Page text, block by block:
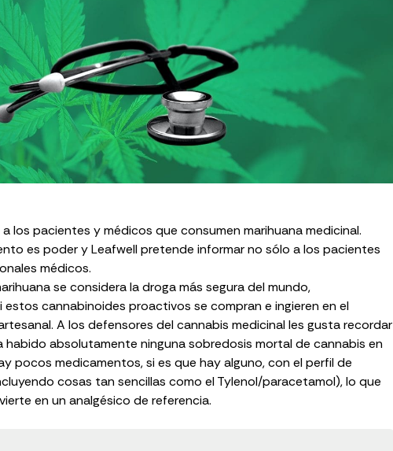
los pacientes y médicos que consumen marihuana medicinal.
es poder y Leafwell pretende informar no sólo a los pacientes
médicos.
se considera la droga más segura del mundo,
cannabinoides proactivos se compran e ingieren en el
A los defensores del cannabis medicinal les gusta recordar
habido absolutamente ninguna sobredosis mortal de cannabis en
pocos medicamentos, si es que hay alguno, con el perfil de
cosas tan sencillas como el Tylenol/paracetamol), lo que
en un analgésico de referencia.